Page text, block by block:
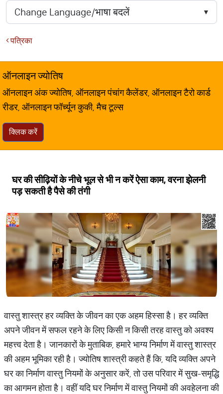
पत्रिका
ऑनलाइन ज्योतिष
ऑनलाइन अंक ज्योतिष, ऑनलाइन पंचांग कैलेंडर, ऑनलाइन टैरो कार्ड
रीडर, ऑनलाइन फॉर्च्यून कुकी, मैच टूल्स
क्लिक करें
घर की सीढ़ियों के नीचे भूल से भी न करें ऐसा काम, वरना झेलनी
पड़ सकती है पैसे की तंगी
वास्तु शास्त्र हर व्यक्ति के जीवन का एक अहम हिस्सा है। हर व्यक्ति
अपने जीवन में सफल रहने के लिए किसी न किसी तरह वास्तु को अवश्य
महत्त्व देता है। जानकारों के मुताबिक, हमारे भाग्य निर्माण में वास्तु शास्त्र
की अहम भूमिका रही है। ज्योतिष शास्त्री कहते हैं कि, यदि व्यक्ति अपने
घर का निर्माण वास्तु नियमों के अनुसार करें, तो उस परिवार में सुख-समृद्धि
का आगमन होता है। वहीं यदि घर निर्माण में वास्तु नियमों की अवहेलना की